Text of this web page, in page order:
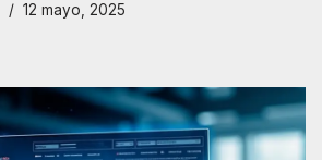
12 mayo, 2025